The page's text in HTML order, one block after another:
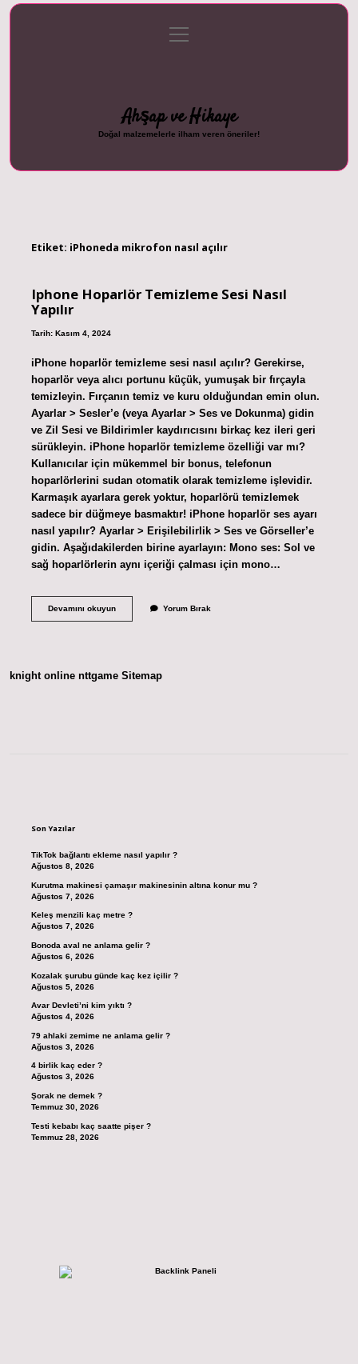
Gizlilik Politikası
menüyü
aç
Ahşap ve Hikaye
Doğal malzemelerle ilham veren öneriler!
Etiket: iPhoneda mikrofon nasıl açılır
Iphone Hoparlör Temizleme Sesi Nasıl
Yapılır
Tarih: Kasım 4, 2024
iPhone hoparlör temizleme sesi nasıl açılır? Gerekirse,
hoparlör veya alıcı portunu küçük, yumuşak bir fırçayla
temizleyin. Fırçanın temiz ve kuru olduğundan emin olun.
Ayarlar > Sesler’e (veya Ayarlar > Ses ve Dokunma) gidin
ve Zil Sesi ve Bildirimler kaydırıcısını birkaç kez ileri geri
sürükleyin. iPhone hoparlör temizleme özelliği var mı?
Kullanıcılar için mükemmel bir bonus, telefonun
hoparlörlerini sudan otomatik olarak temizleme işlevidir.
Karmaşık ayarlara gerek yoktur, hoparlörü temizlemek
sadece bir düğmeye basmaktır! iPhone hoparlör ses ayarı
nasıl yapılır? Ayarlar > Erişilebilirlik > Ses ve Görseller’e
gidin. Aşağıdakilerden birine ayarlayın: Mono ses: Sol ve
sağ hoparlörlerin aynı içeriği çalması için mono…
Devamını okuyunIphone
Yorum Bırak
knight online nttgame Sitemap
Son Yazılar
TikTok bağlantı ekleme nasıl yapılır ?
Ağustos 8, 2026
Kurutma makinesi çamaşır makinesinin altına konur mu ?
Ağustos 7, 2026
Keleş menzili kaç metre ?
Ağustos 7, 2026
Bonoda aval ne anlama gelir ?
Ağustos 6, 2026
Kozalak şurubu günde kaç kez içilir ?
Ağustos 5, 2026
Avar Devleti’ni kim yıktı ?
Ağustos 4, 2026
79 ahlaki zemime ne anlama gelir ?
Ağustos 3, 2026
4 birlik kaç eder ?
Ağustos 3, 2026
Şorak ne demek ?
Temmuz 30, 2026
Testi kebabı kaç saatte pişer ?
Temmuz 28, 2026